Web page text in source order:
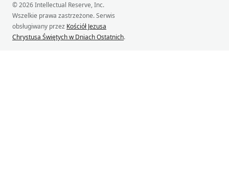
© 2026 Intellectual Reserve, Inc.
Wszelkie prawa zastrzeżone. Serwis
obsługiwany przez Kościół Jezusa
Chrystusa Świętych w Dniach Ostatnich.